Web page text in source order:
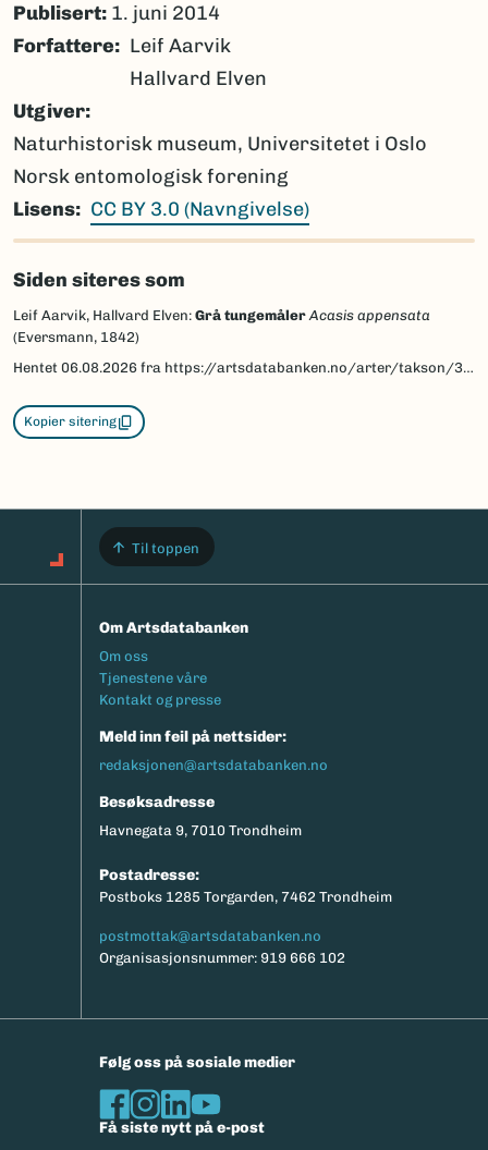
Publisert: 1. juni 2014
Forfattere
Leif Aarvik
Hallvard Elven
Utgiver
Naturhistorisk museum, Universitetet i Oslo
Norsk entomologisk forening
Lisens
CC BY 3.0 (Navngivelse)
Siden siteres som
Leif Aarvik, Hallvard Elven: Grå tungemåler Acasis appensata
(Eversmann, 1842)
Hentet 06.08.2026 fra https://artsdatabanken.no/arter/takson/30191/beskrivelse
Kopier sitering
Til toppen
Om Artsdatabanken
Footermeny
Om oss
Tjenestene våre
Kontakt og presse
Meld inn feil på nettsider:
redaksjonen@artsdatabanken.no
Besøksadresse
Havnegata 9, 7010 Trondheim
Postadresse:
Postboks 1285 Torgarden, 7462 Trondheim
postmottak@artsdatabanken.no
Organisasjonsnummer: 919 666 102
Følg oss på sosiale medier
Få siste nytt på e-post